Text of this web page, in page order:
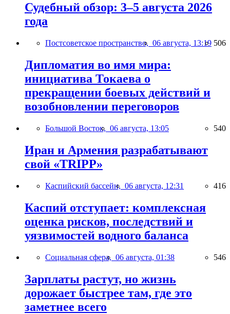
Судебный обзор: 3–5 августа 2026
года
Постсоветское пространство, 06 августа, 13:19 506
Дипломатия во имя мира:
инициатива Токаева о
прекращении боевых действий и
возобновлении переговоров
Большой Восток, 06 августа, 13:05 540
Иран и Армения разрабатывают
свой «TRIPP»
Каспийский бассейн, 06 августа, 12:31 416
Каспий отступает: комплексная
оценка рисков, последствий и
уязвимостей водного баланса
Социальная сфера, 06 августа, 01:38 546
Зарплаты растут, но жизнь
дорожает быстрее там, где это
заметнее всего